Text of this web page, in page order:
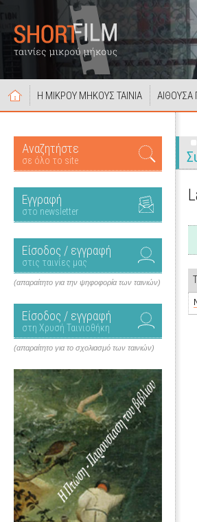
Η ΜΙΚΡΟΥ ΜΗΚΟΥΣ ΤΑΙΝΙΑ
Αναζητήστε
σε όλο το site
Εγγραφή
στο newsletter
Είσοδος / εγγραφή
στις ταινίες μας
(απαραίτητο για την ψηφοφορία των ταινιών)
Είσοδος / εγγραφή
στη Χρυσή Ταινιοθήκη
(απαραίτητο για το σχολιασμό των ταινιών)